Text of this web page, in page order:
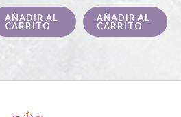
AÑADIR AL
CARRITO
AÑADIR AL
CARRITO